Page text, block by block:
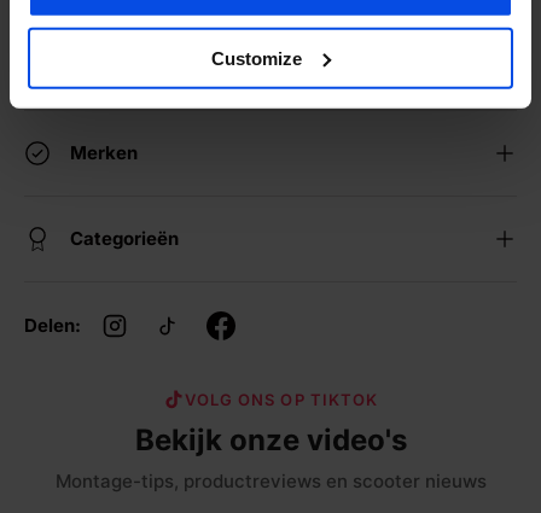
Customize
Webwinkel Keurmerk
Merken
Categorieën
Delen:
VOLG ONS OP TIKTOK
Bekijk onze video's
Montage-tips, productreviews en scooter nieuws